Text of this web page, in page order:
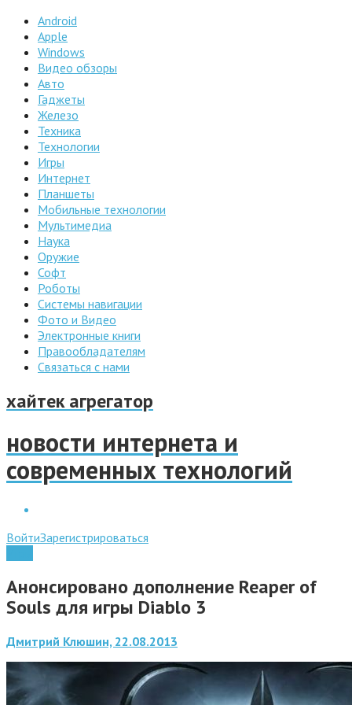
Android
Apple
Windows
Видео обзоры
Авто
Гаджеты
Железо
Техника
Технологии
Игры
Интернет
Планшеты
Мобильные технологии
Мультимедиа
Наука
Оружие
Софт
Роботы
Системы навигации
Фото и Видео
Электронные книги
Правообладателям
Связаться с нами
хайтек агрегатор
новости интернета и
современных технологий
ВойтиЗарегистрироваться
Анонсировано дополнение Reaper of
Souls для игры Diablo 3
Дмитрий Клюшин, 22.08.2013